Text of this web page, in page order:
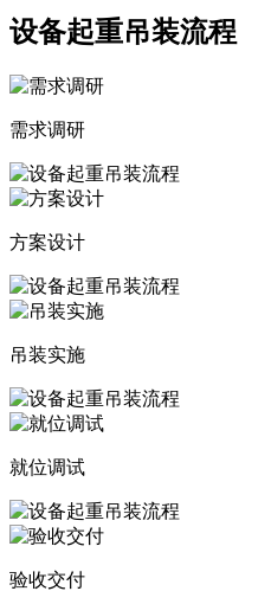
设备起重吊装流程
需求调研
方案设计
吊装实施
就位调试
验收交付